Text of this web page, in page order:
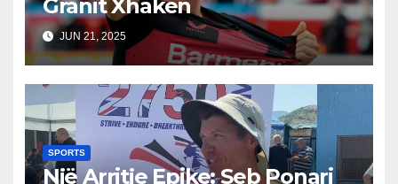
Granit Xhakën
JUN 21, 2025
SPORTS
Një Arritje Epike: Seb Ponari